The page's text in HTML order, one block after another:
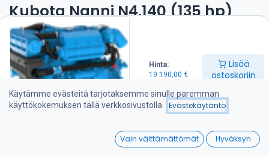
Hinta:
19 190,00 €
Lisää
ostoskoriin
Wishlist
Kubota Nanni N4.140 (135 hp)
meridieselmoottori
Teho 135 hp
Kierrosluku 2600 kierr./min
Sylinteritilavuus 3,7 l
Paino 353 kg
Kone sisältää seuraavat varusteet:
-Mekaaninen riviruiskutuspumppu
Käytämme evästeitä tarjotaksemme sinulle paremman
käyttökokemuksen tällä verkkosivustolla.
Evästekäytäntö
Vain välttämättömät Hyväksyn